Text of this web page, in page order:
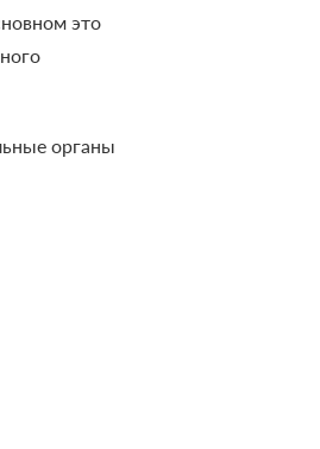
это
органы